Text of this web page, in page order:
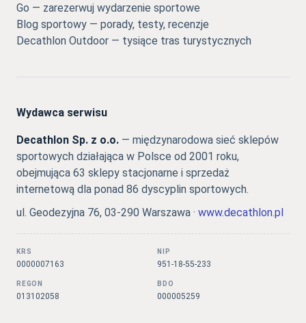
Go — zarezerwuj wydarzenie sportowe
Blog sportowy — porady, testy, recenzje
Decathlon Outdoor — tysiące tras turystycznych
Wydawca serwisu
Decathlon Sp. z o.o. — międzynarodowa sieć sklepów
sportowych działająca w Polsce od 2001 roku,
obejmująca 63 sklepy stacjonarne i sprzedaż
internetową dla ponad 86 dyscyplin sportowych.
ul. Geodezyjna 76, 03-290 Warszawa · www.decathlon.pl
KRS
0000007163
NIP
951-18-55-233
REGON
013102058
BDO
000005259